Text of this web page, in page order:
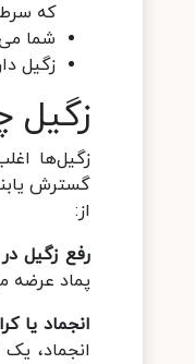
که
شما
زگیل
زگیل
زگیل‌ها
گسترش
از:
رفع زگیل
پماد عرضه
انجماد یا
انجماد،